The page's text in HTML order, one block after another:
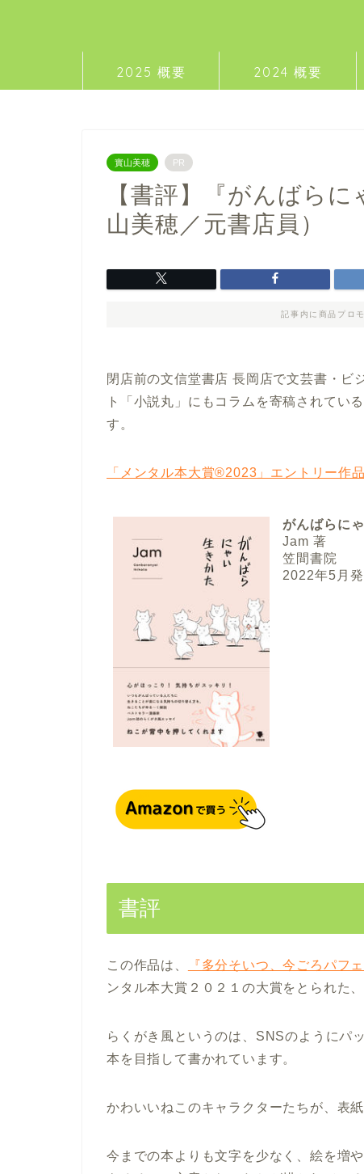
2025 概要 2024 概要
實山美穂 PR
【書評】『がんばら
山美穂／元書店員）
記事内に商品プロ
閉店前の文信堂書店 長岡店で文芸書・ビ
ト「小説丸」にもコラムを寄稿されている
す。
「メンタル本大賞®2023」エントリー作品
がんばらに
Jam 著
笠間書院
2022年5月
書評
この作品は、 『多分そいつ、今ごろパフ
ンタル本大賞２０２１の大賞をとられた
らくがき風というのは、SNSのようにパ
本を目指して書かれています。
かわいいねこのキャラクターたちが、表
今までの本よりも文字を少なく、絵を増